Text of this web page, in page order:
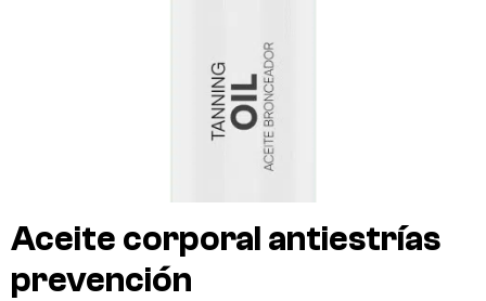
Aceite corporal antiestrías
prevención